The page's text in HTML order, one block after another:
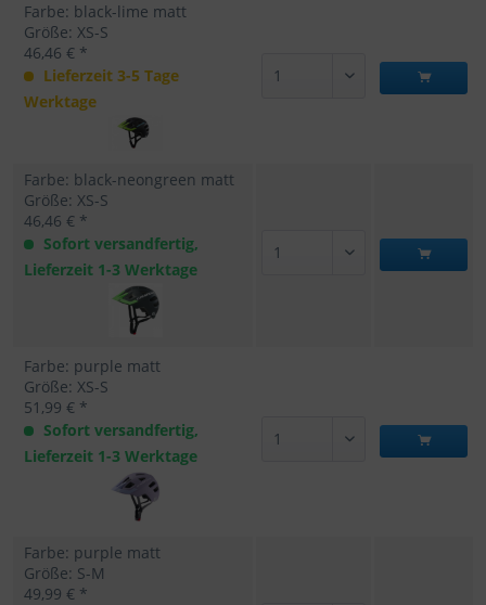
Farbe: black-lime matt
Größe: XS-S
46,46 € *
Lieferzeit 3-5 Tage
Werktage
Farbe: black-neongreen matt
Größe: XS-S
46,46 € *
Sofort versandfertig,
Lieferzeit 1-3 Werktage
Farbe: purple matt
Größe: XS-S
51,99 € *
Sofort versandfertig,
Lieferzeit 1-3 Werktage
Farbe: purple matt
Größe: S-M
49,99 € *